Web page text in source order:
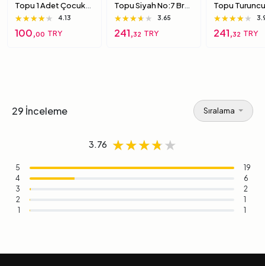
Topu 1 Adet Çocuk
Için Yumuşak
Süngerimsi Içi Dolu
Top 6 Numara
★★★★★
★★★★★
★★★★★ 4.13
100,00 TRY
Topu Siyah No:7 Brc-
7 7 Numara
★★★★★
★★★★★
★★★★★ 3.65
241,32 TRY
Topu
Brc-7 5
★★★★★
★★★★★
★★★★★
241,32 TRY
29 İnceleme Sıralama
3.76 ★★★★★
★★★★★
★★★★★
5
19
4
6
3
2
2
1
1
1